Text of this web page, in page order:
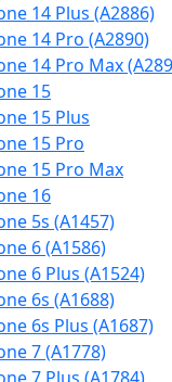
14 Plus (A2886)
14 Pro (A2890)
14 Pro Max
15
15 Plus
15 Pro
15 Pro Max
16
5s (A1457)
6 (A1586)
6 Plus (A1524)
6s (A1688)
6s Plus (A1687)
7 (A1778)